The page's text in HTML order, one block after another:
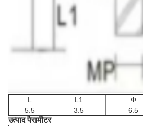
L L1 Φ
5.5
3.5 6.5
उत्पाद पैरामीटर